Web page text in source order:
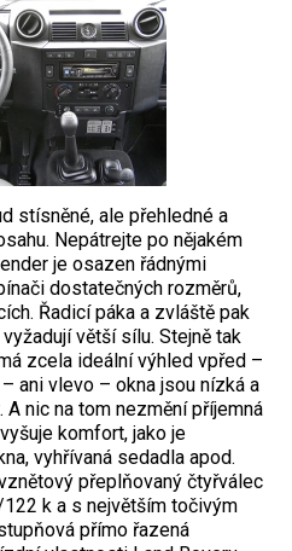
stísněné, ale přehledné a
Nepátrejte po nějakém
je osazen řádnými
dostatečných rozměrů,
Řadicí páka a zvláště pak
větší sílu. Stejně tak
zcela ideální výhled vpřed –
ani vlevo – okna jsou nízká a
nic na tom nezmění příjemná
komfort, jako je
vyhřívaná sedadla apod.
přeplňovaný čtyřválec
k a s největším točivým
přímo řazená